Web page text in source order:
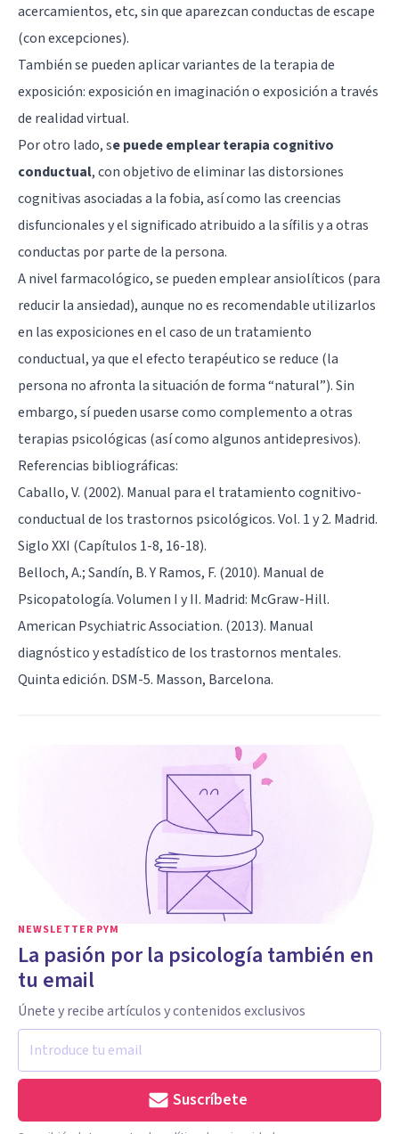
acercamientos, etc, sin que aparezcan conductas de escape
(con excepciones).
También se pueden aplicar variantes de la terapia de
exposición: exposición en imaginación o exposición a través
de realidad virtual.
Por otro lado, se puede emplear terapia cognitivo
conductual, con objetivo de eliminar las distorsiones
cognitivas asociadas a la fobia, así como las creencias
disfuncionales y el significado atribuido a la sífilis y a otras
conductas por parte de la persona.
A nivel farmacológico, se pueden emplear ansiolíticos (para
reducir la ansiedad), aunque no es recomendable utilizarlos
en las exposiciones en el caso de un tratamiento
conductual, ya que el efecto terapéutico se reduce (la
persona no afronta la situación de forma “natural”). Sin
embargo, sí pueden usarse como complemento a otras
terapias psicológicas (así como algunos antidepresivos).
Referencias bibliográficas:
Caballo, V. (2002). Manual para el tratamiento cognitivo-
conductual de los trastornos psicológicos. Vol. 1 y 2. Madrid.
Siglo XXI (Capítulos 1-8, 16-18).
Belloch, A.; Sandín, B. Y Ramos, F. (2010). Manual de
Psicopatología. Volumen I y II. Madrid: McGraw-Hill.
American Psychiatric Association. (2013). Manual
diagnóstico y estadístico de los trastornos mentales.
Quinta edición. DSM-5. Masson, Barcelona.
NEWSLETTER PYM
La pasión por la psicología también en
tu email
Únete y recibe artículos y contenidos exclusivos
Suscríbete